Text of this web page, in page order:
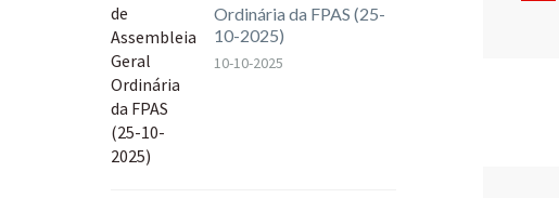
Ordinária da FPAS (25-
10-2025)
10-10-2025